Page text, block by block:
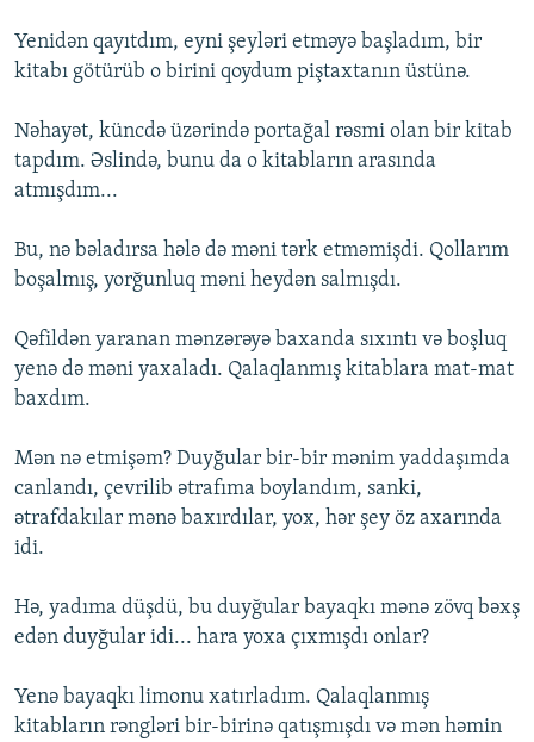
Yenidən qayıtdım, eyni şeyləri etməyə başladım, bir
kitabı götürüb o birini qoydum piştaxtanın üstünə.
Nəhayət, küncdə üzərində portağal rəsmi olan bir kitab
tapdım. Əslində, bunu da o kitabların arasında
atmışdım...
Bu, nə bəladırsa hələ də məni tərk etməmişdi. Qollarım
boşalmış, yorğunluq məni heydən salmışdı.
Qəfildən yaranan mənzərəyə baxanda sıxıntı və boşluq
yenə də məni yaxaladı. Qalaqlanmış kitablara mat-mat
baxdım.
Mən nə etmişəm? Duyğular bir-bir mənim yaddaşımda
canlandı, çevrilib ətrafıma boylandım, sanki,
ətrafdakılar mənə baxırdılar, yox, hər şey öz axarında
idi.
Hə, yadıma düşdü, bu duyğular bayaqkı mənə zövq bəxş
edən duyğular idi... hara yoxa çıxmışdı onlar?
Yenə bayaqkı limonu xatırladım. Qalaqlanmış
kitabların rəngləri bir-birinə qatışmışdı və mən həmin